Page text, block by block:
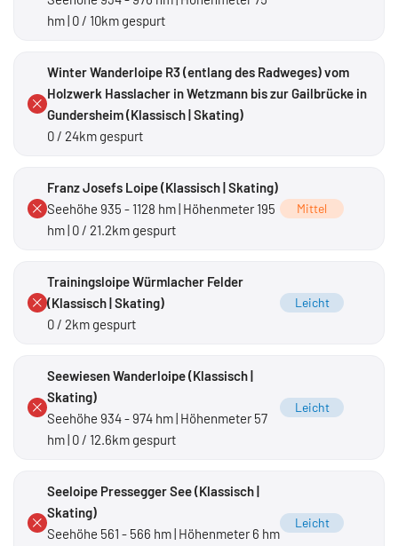
hm | 0 / 10km gespurt
Winter Wanderloipe R3 (entlang des Radweges) vom
Holzwerk Hasslacher in Wetzmann bis zur Gailbrücke in
Gundersheim (Klassisch | Skating)
0 / 24km gespurt
Franz Josefs Loipe (Klassisch | Skating)
Seehöhe 935 - 1128 hm | Höhenmeter 195
hm | 0 / 21.2km gespurt
Mittel
Trainingsloipe Würmlacher Felder
(Klassisch | Skating)
0 / 2km gespurt
Leicht
Seewiesen Wanderloipe (Klassisch |
Skating)
Seehöhe 934 - 974 hm | Höhenmeter 57
hm | 0 / 12.6km gespurt
Leicht
Seeloipe Pressegger See (Klassisch |
Skating)
Seehöhe 561 - 566 hm | Höhenmeter 6 hm
Leicht